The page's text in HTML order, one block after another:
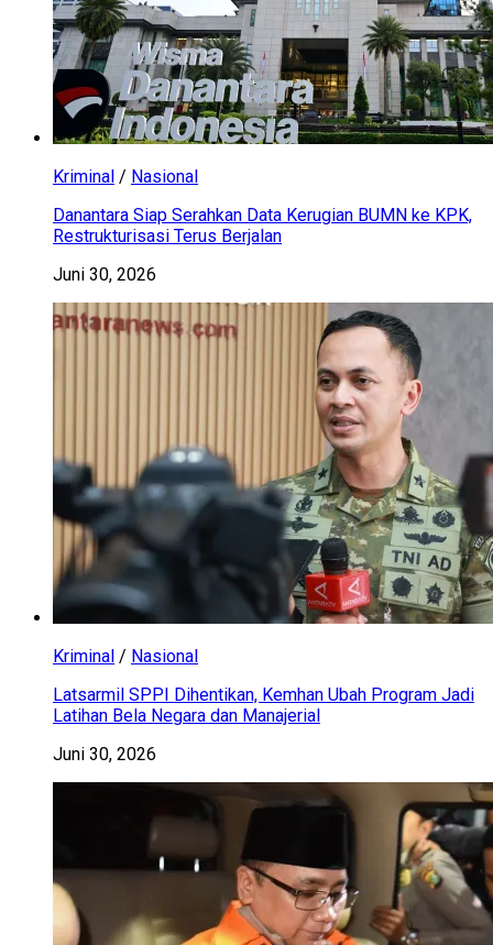
Kriminal / Nasional
Danantara Siap Serahkan Data Kerugian BUMN ke KPK,
Restrukturisasi Terus Berjalan
Juni 30, 2026
Kriminal / Nasional
Latsarmil SPPI Dihentikan, Kemhan Ubah Program Jadi
Latihan Bela Negara dan Manajerial
Juni 30, 2026